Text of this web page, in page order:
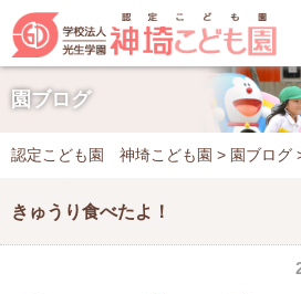
園ブログ
認定こども園 神埼こども園 > 園ブログ
きゅうり食べたよ！